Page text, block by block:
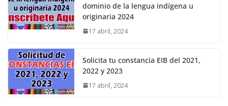
dominio de la lengua indígena u
originaria 2024
17 abril, 2024
Solicita tu constancia EIB del 2021,
2022 y 2023
17 abril, 2024